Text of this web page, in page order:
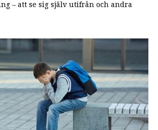
– att se sig själv utifrån och andra